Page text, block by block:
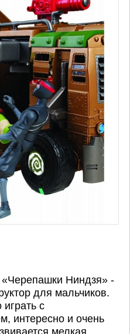
Ниндзя» -
для мальчиков.
играть с
интересно и очень